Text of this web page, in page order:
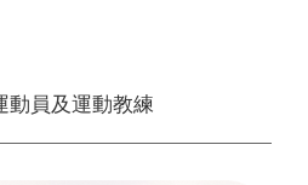
動員及運動教練